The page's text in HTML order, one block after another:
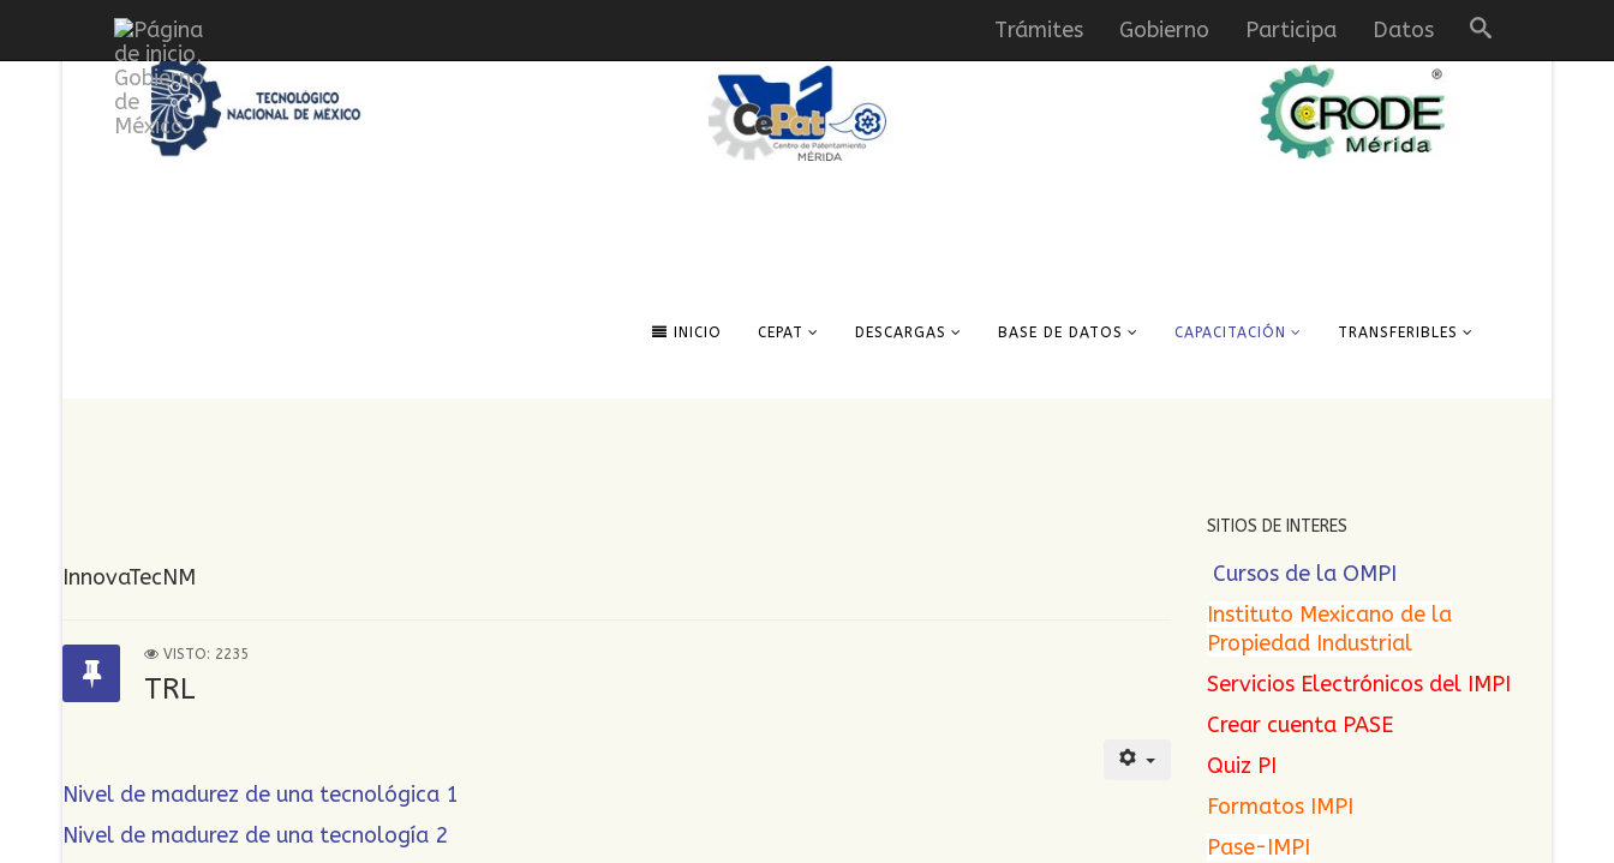
Trámites Gobierno Participa Datos Búsqueda
INICIO CEPAT DESCARGAS BASE DE DATOS CAPACITACIÓN TRANSFERIBLES
InnovaTecNM
VISTO: 2235
TRL
Nivel de madurez de una tecnológica 1
Nivel de madurez de una tecnología 2
SITIOS DE INTERES
Cursos de la OMPI
Instituto Mexicano de la
Propiedad Industrial
Servicios Electrónicos del IMPI
Crear cuenta PASE
Quiz PI
Formatos IMPI
Pase-IMPI